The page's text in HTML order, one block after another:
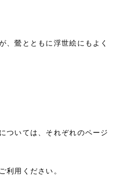
、鶯とともに浮世絵にもよく
ついては、 それぞれのページ
利用ください。